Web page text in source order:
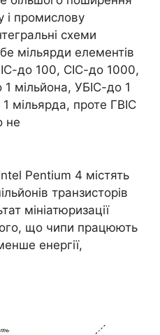
і промислову
схеми
мільярди елементів
до 100, СІС-до 1000,
мільйона, УБІС-до 1
мільярда, проте ГВІС
не
Pentium 4 містять
транзисторів
мініатюризації
що чипи працюють
енергії,